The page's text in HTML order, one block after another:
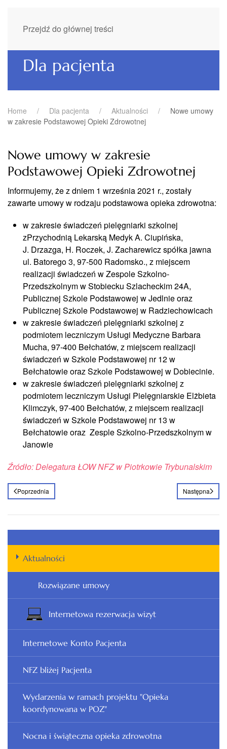
Przejdź do głównej treści
Dla pacjenta
Home Dla pacjenta Aktualności
Nowe umowy
w zakresie Podstawowej Opieki Zdrowotnej
Nowe umowy w zakresie
Podstawowej Opieki Zdrowotnej
Informujemy, że z dniem 1 września 2021 r., zostały
zawarte umowy w rodzaju podstawowa opieka zdrowotna:
w zakresie świadczeń pielęgniarki szkolnej
zPrzychodnią Lekarską Medyk A. Ciupińska,
J. Drzazga, H. Roczek, J. Zacharewicz spółka jawna
ul. Batorego 3, 97-500 Radomsko., z miejscem
realizacji świadczeń w Zespole Szkolno-
Przedszkolnym w Stobiecku Szlacheckim 24A,
Publicznej Szkole Podstawowej w Jedlnie oraz
Publicznej Szkole Podstawowej w Radziechowicach
w zakresie świadczeń pielęgniarki szkolnej z
podmiotem leczniczym Usługi Medyczne Barbara
Mucha, 97-400 Bełchatów, z miejscem realizacji
świadczeń w Szkole Podstawowej nr 12 w
Bełchatowie oraz Szkole Podstawowej w Dobiecinie.
w zakresie świadczeń pielęgniarki szkolnej z
podmiotem leczniczym Usługi Pielęgniarskie Elżbieta
Klimczyk, 97-400 Bełchatów, z miejscem realizacji
świadczeń w Szkole Podstawowej nr 13 w
Bełchatowie oraz Zesple Szkolno-Przedszkolnym w
Janowie
Źródło: Delegatura ŁOW NFZ w Piotrkowie Trybunalskim
Poprzednia Następna
Aktualności
Rozwiązane umowy
Internetowa rezerwacja wizyt
Internetowe Konto Pacjenta
NFZ bliżej Pacjenta
Wydarzenia w ramach projektu "Opieka
koordynowana w POZ"
Nocna i świąteczna opieka zdrowotna